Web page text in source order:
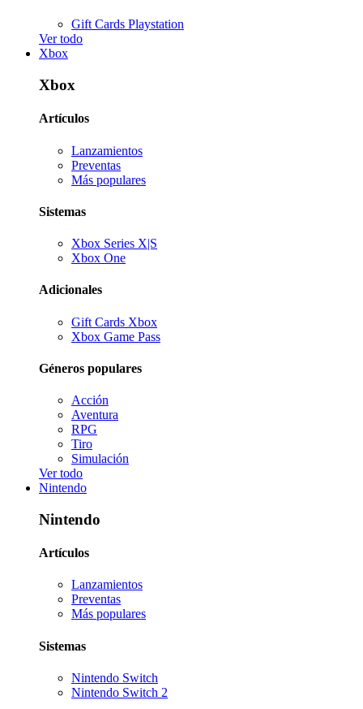
Gift Cards Playstation
Ver todo
Xbox
Xbox
Artículos
Lanzamientos
Preventas
Más populares
Sistemas
Xbox Series X|S
Xbox One
Adicionales
Gift Cards Xbox
Xbox Game Pass
Géneros populares
Acción
Aventura
RPG
Tiro
Simulación
Ver todo
Nintendo
Nintendo
Artículos
Lanzamientos
Preventas
Más populares
Sistemas
Nintendo Switch
Nintendo Switch 2